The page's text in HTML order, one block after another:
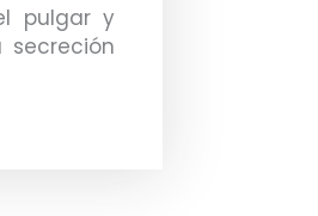
pulgar y